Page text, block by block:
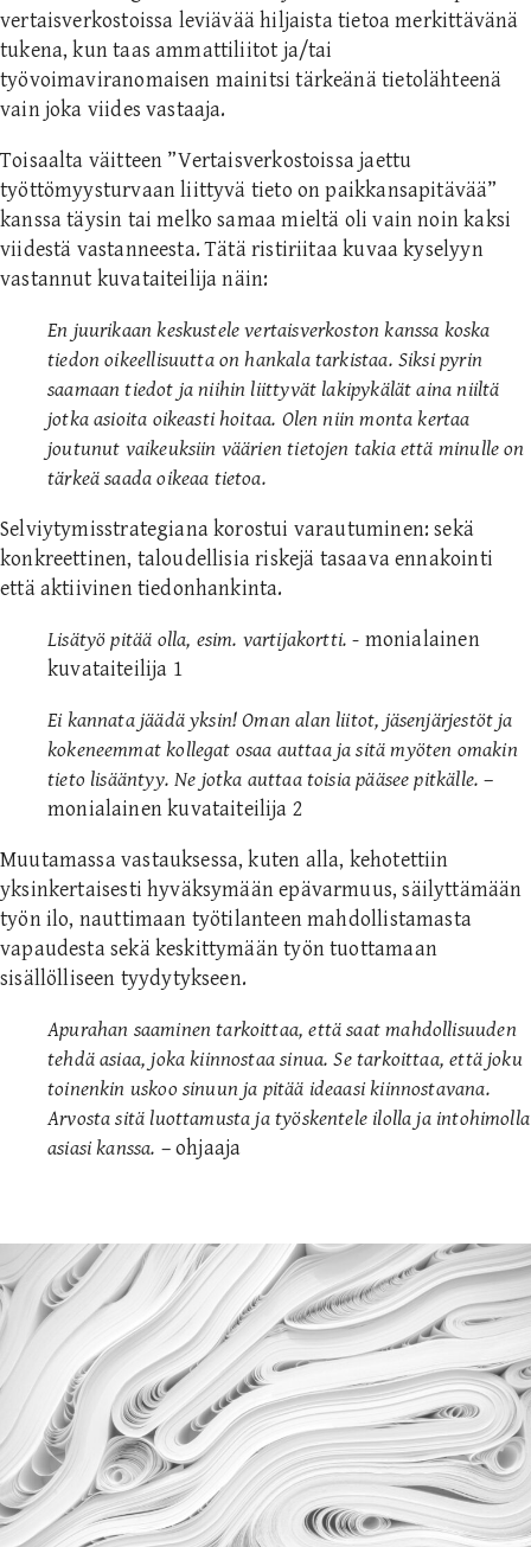
vertaisverkostoissa leviävää hiljaista tietoa merkittävänä
tukena, kun taas ammattiliitot ja/tai
työvoimaviranomaisen mainitsi tärkeänä tietolähteenä
vain joka viides vastaaja.
Toisaalta väitteen ”Vertaisverkostoissa jaettu
työttömyysturvaan liittyvä tieto on paikkansapitävää”
kanssa täysin tai melko samaa mieltä oli vain noin kaksi
viidestä vastanneesta. Tätä ristiriitaa kuvaa kyselyyn
vastannut kuvataiteilija näin:
En juurikaan keskustele vertaisverkoston kanssa koska
tiedon oikeellisuutta on hankala tarkistaa. Siksi pyrin
saamaan tiedot ja niihin liittyvät lakipykälät aina niiltä
jotka asioita oikeasti hoitaa. Olen niin monta kertaa
joutunut vaikeuksiin väärien tietojen takia että minulle on
tärkeä saada oikeaa tietoa.
Selviytymisstrategiana korostui varautuminen: sekä
konkreettinen, taloudellisia riskejä tasaava ennakointi
että aktiivinen tiedonhankinta.
Lisätyö pitää olla, esim. vartijakortti.- monialainen
kuvataiteilija 1
Ei kannata jäädä yksin! Oman alan liitot, jäsenjärjestöt ja
kokeneemmat kollegat osaa auttaa ja sitä myöten omakin
tieto lisääntyy. Ne jotka auttaa toisia pääsee pitkälle.–
monialainen kuvataiteilija 2
Muutamassa vastauksessa, kuten alla, kehotettiin
yksinkertaisesti hyväksymään epävarmuus, säilyttämään
työn ilo, nauttimaan työtilanteen mahdollistamasta
vapaudesta sekä keskittymään työn tuottamaan
sisällölliseen tyydytykseen.
Apurahan saaminen tarkoittaa, että saat mahdollisuuden
tehdä asiaa, joka kiinnostaa sinua. Se tarkoittaa, että joku
toinenkin uskoo sinuun ja pitää ideaasi kiinnostavana.
Arvosta sitä luottamusta ja työskentele ilolla ja intohimolla
asiasi kanssa. – ohjaaja